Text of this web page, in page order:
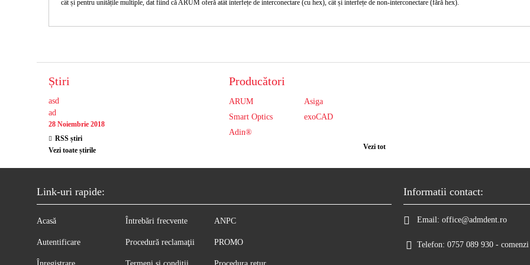
cât și pentru unitățile multiple, dat fiind că ARUM oferă atât interfețe de interconectare (cu hex), cât și interfețe de non-interconectare (fără hex).
Știri
asd
ad
28 Noiembrie 2018
RSS știri
Vezi toate știrile
Producători
ARUM
Asiga
Smart Optics
exoCAD
Adin®
Vezi tot
Link-uri rapide:
Acasă
Autentificare
Întrebări frecvente
Procedură reclamaţii
ANPC
PROMO
Informatii contact:
Email: office@admdent.ro
Telefon: 0757 089 930 -